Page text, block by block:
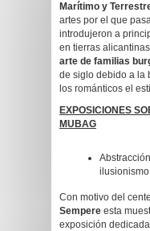
Marítimo y
artes por el que
introdujeron a
en tierras
arte de familias
de siglo debido a la
los románticos el
EXPOSICIONES
MUBAG
Con motivo del
Sempere esta
exposición